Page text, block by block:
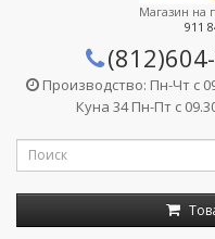
Магазин на
911
Производство: Пн-Чт с
Куна 34 Пн-Пт с